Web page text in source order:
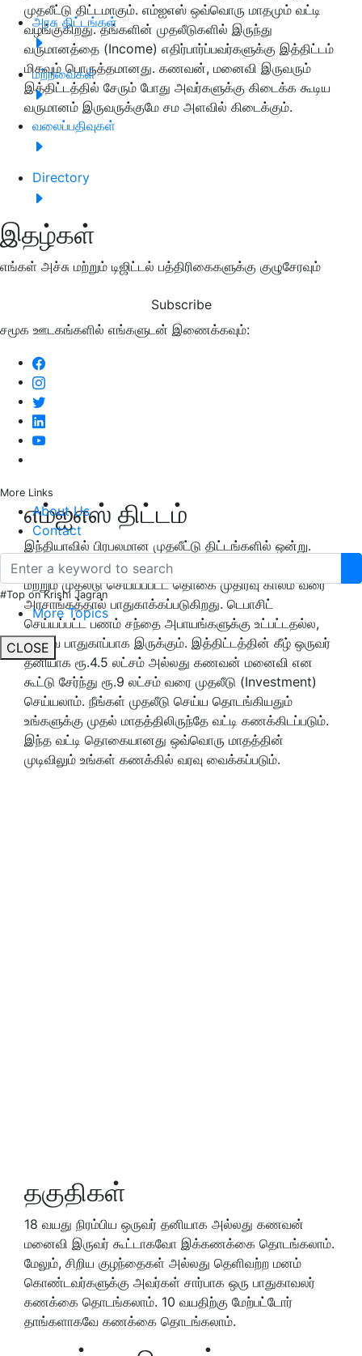
அரசு திட்டங்கள்
மற்றவைகள்
வலைப்பதிவுகள்
Directory
இதழ்கள்
எங்கள் அச்சு மற்றும் டிஜிட்டல் பத்திரிகைகளுக்கு குழுசேரவும்
Subscribe
சமூக ஊடகங்களில் எங்களுடன் இணைக்கவும்:
More Links
About Us
Contact
#Top on Krishi Jagran
More Topics
CLOSE
முதலீட்டு திட்டமாகும். எம்ஐஎஸ் ஒவ்வொரு மாதமும் வட்டி
வழங்குகிறது. தங்களின் முதலீடுகளில் இருந்து
வருமானத்தை (Income) எதிர்பார்ப்பவர்களுக்கு இத்திட்டம்
மிகவும் பொருத்தமானது. கணவன், மனைவி இருவரும்
இத்திட்டத்தில் சேரும் போது அவர்களுக்கு கிடைக்க கூடிய
வருமானம் இருவருக்குமே சம அளவில் கிடைக்கும்.
எம்ஐஎஸ் திட்டம்
இந்தியாவில் பிரபலமான முதலீட்டு திட்டங்களில் ஒன்று.
ஏனெனில் இது அரசாங்கத்தால் ஆதரிக்கப்படும் திட்டம்
மற்றும் முதலீடு செய்யப்பட்ட தொகை முதிர்வு காலம் வரை
அரசாங்கத்தால் பாதுகாக்கப்படுகிறது. டெபாசிட்
செய்யப்பட்ட பணம் சந்தை அபாயங்களுக்கு உட்பட்டதல்ல,
எனவே பாதுகாப்பாக இருக்கும். இத்திட்டத்தின் கீழ் ஒருவர்
தனியாக ரூ.4.5 லட்சம் அல்லது கணவன் மனைவி என
கூட்டு சேர்ந்து ரூ.9 லட்சம் வரை முதலீடு (Investment)
செய்யலாம். நீங்கள் முதலீடு செய்ய தொடங்கியதும்
உங்களுக்கு முதல் மாதத்திலிருந்தே வட்டி கணக்கிடப்படும்.
இந்த வட்டி தொகையானது ஒவ்வொரு மாதத்தின்
முடிவிலும் உங்கள் கணக்கில் வரவு வைக்கப்படும்.
தகுதிகள்
18 வயது நிரம்பிய ஒருவர் தனியாக அல்லது கணவன்
மனைவி இருவர் கூட்டாகவோ இக்கணக்கை தொடங்கலாம்.
மேலும், சிறிய குழந்தைகள் அல்லது தெளிவற்ற மனம்
கொண்டவர்களுக்கு அவர்கள் சார்பாக ஒரு பாதுகாவலர்
கணக்கை தொடங்கலாம். 10 வயதிற்கு மேற்பட்டோர்
தாங்களாகவே கணக்கை தொடங்கலாம்.